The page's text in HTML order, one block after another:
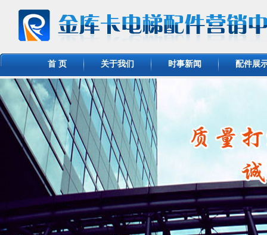
首 页 关于我们 时事新闻 配件展